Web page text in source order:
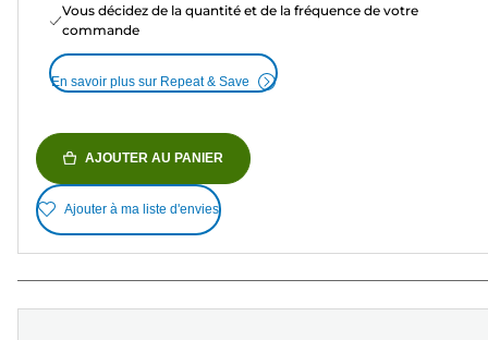
Vous décidez de la quantité et de la fréquence de votre
commande
En savoir plus sur Repeat & Save
AJOUTER AU PANIER
Ajouter à ma liste d'envies